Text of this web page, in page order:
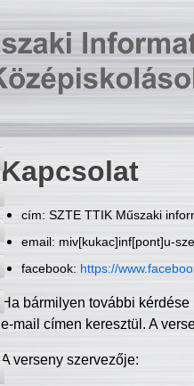
Kapcsolat
cím: SZTE TTIK Műszaki
email: miv[kukac]inf[pont]u-
facebook: https://
Ha bármilyen további
e-mail címen keresztül. A
A verseny szervezője: